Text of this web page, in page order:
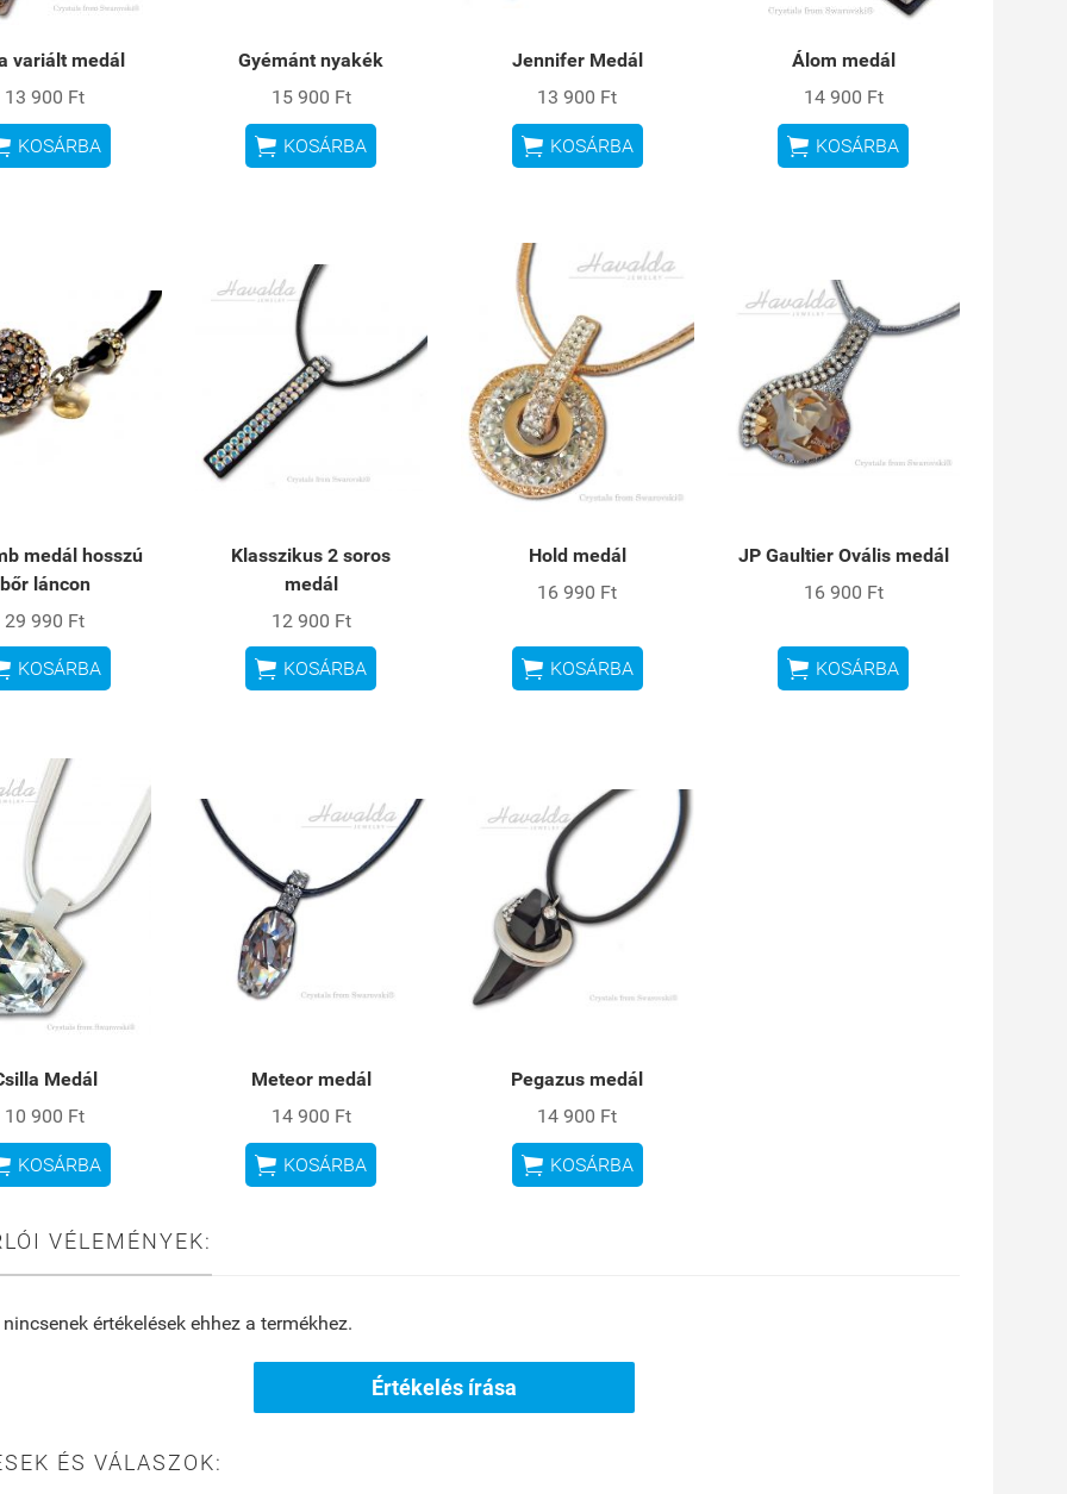
variált medál
13 900 Ft
KOSÁRBA
Gyémánt nyakék
15 900 Ft
 KOSÁRBA
Jennifer Medál
13 900 Ft
 KOSÁRBA
Álom medál
14 900 Ft
 KOSÁRBA
medál hosszú
bőr láncon
29 990 Ft
KOSÁRBA
Klasszikus 2 soros
medál
12 900 Ft
 KOSÁRBA
Hold medál
16 990 Ft
 KOSÁRBA
JP Gaultier Ovális medál
16 900 Ft
 KOSÁRBA
Medál
10 900 Ft
KOSÁRBA
Meteor medál
14 900 Ft
 KOSÁRBA
Pegazus medál
14 900 Ft
 KOSÁRBA
VÉLEMÉNYEK:
értékelések ehhez a termékhez.
Értékelés írása
ÉS VÁLASZOK: